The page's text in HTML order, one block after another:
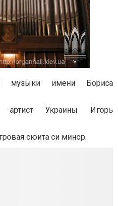
музыки имени Бориса
артист Украины Игорь
сюита си минор.